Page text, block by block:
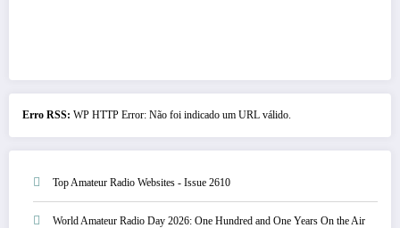
Erro RSS: WP HTTP Error: Não foi indicado um URL válido.
Top Amateur Radio Websites - Issue 2610
World Amateur Radio Day 2026: One Hundred and One Years On the Air